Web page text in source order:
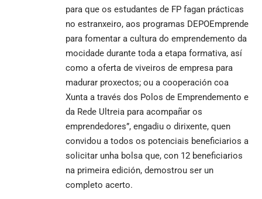
para que os estudantes de FP fagan prácticas
no estranxeiro, aos programas DEPOEmprende
para fomentar a cultura do emprendemento da
mocidade durante toda a etapa formativa, así
como a oferta de viveiros de empresa para
madurar proxectos; ou a cooperación coa
Xunta a través dos Polos de Emprendemento e
da Rede Ultreia para acompañar os
emprendedores”, engadiu o dirixente, quen
convidou a todos os potenciais beneficiarios a
solicitar unha bolsa que, con 12 beneficiarios
na primeira edición, demostrou ser un
completo acerto.